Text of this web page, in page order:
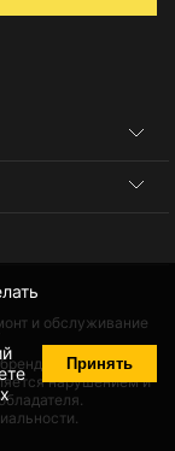
Принять
и обслуживание
происходит
нарушением и